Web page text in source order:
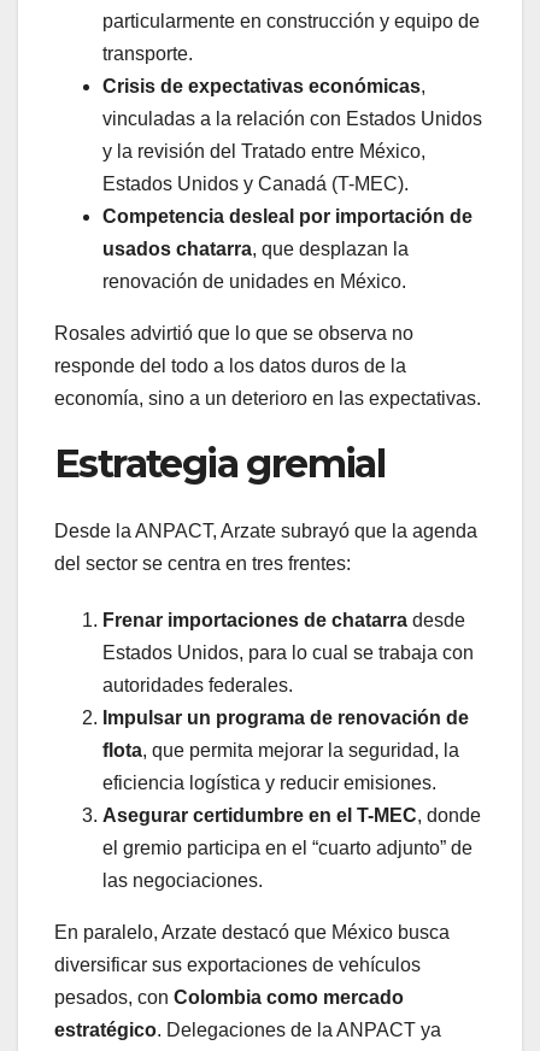
particularmente en construcción y equipo de
transporte.
Crisis de expectativas económicas,
vinculadas a la relación con Estados Unidos
y la revisión del Tratado entre México,
Estados Unidos y Canadá (T-MEC).
Competencia desleal por importación de
usados chatarra, que desplazan la
renovación de unidades en México.
Rosales advirtió que lo que se observa no
responde del todo a los datos duros de la
economía, sino a un deterioro en las expectativas.
Estrategia gremial
Desde la ANPACT, Arzate subrayó que la agenda
del sector se centra en tres frentes:
Frenar importaciones de chatarra desde
Estados Unidos, para lo cual se trabaja con
autoridades federales.
Impulsar un programa de renovación de
flota, que permita mejorar la seguridad, la
eficiencia logística y reducir emisiones.
Asegurar certidumbre en el T-MEC, donde
el gremio participa en el “cuarto adjunto” de
las negociaciones.
En paralelo, Arzate destacó que México busca
diversificar sus exportaciones de vehículos
pesados, con Colombia como mercado
estratégico. Delegaciones de la ANPACT ya